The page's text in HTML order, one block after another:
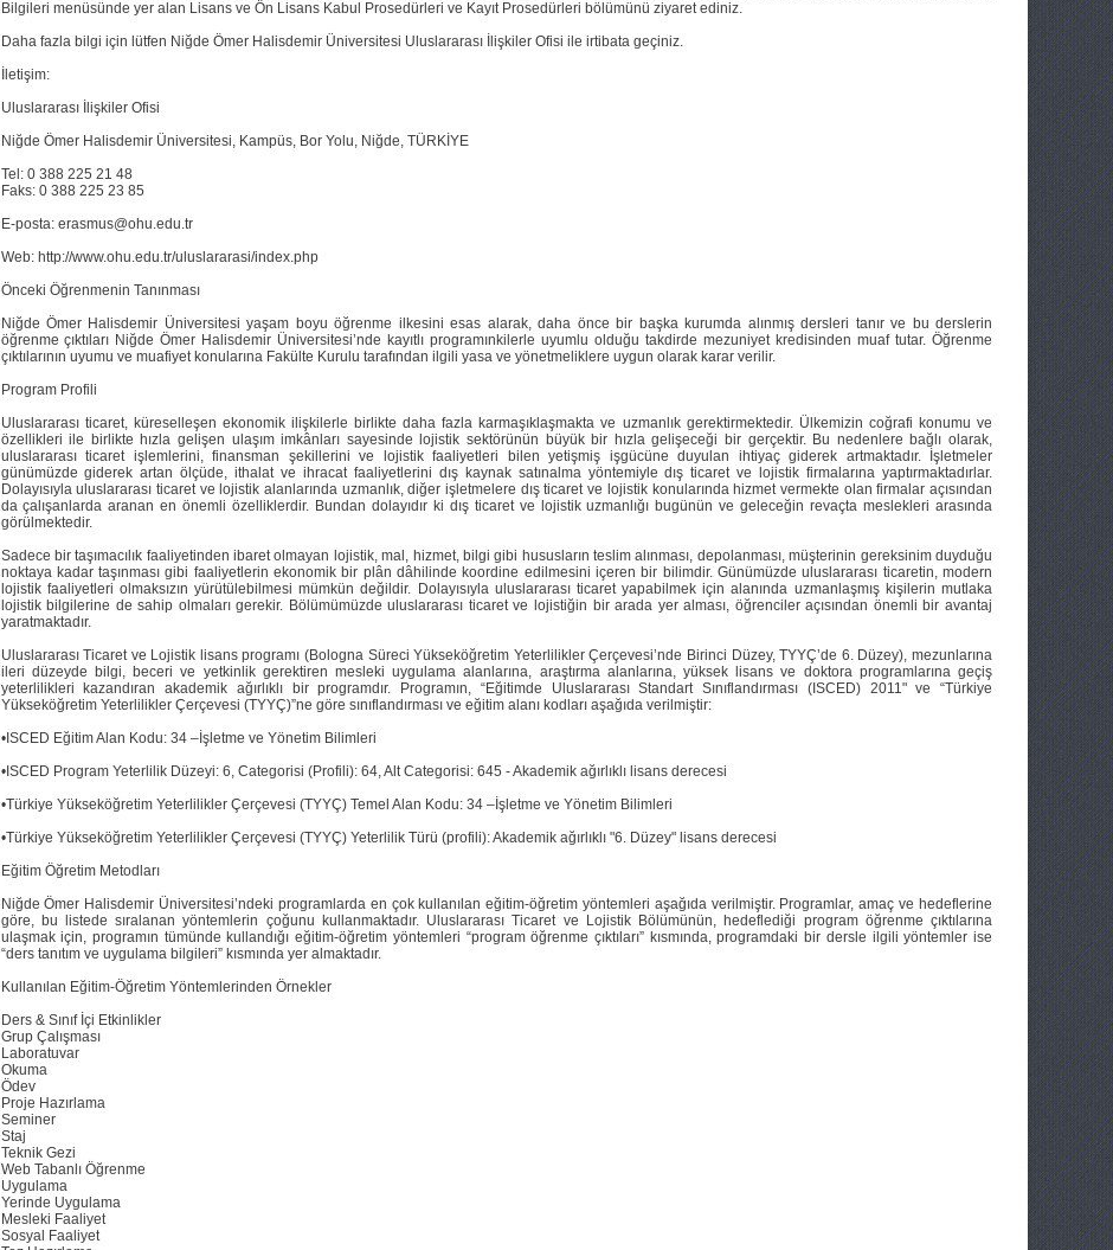
Bilgileri menüsünde yer alan Lisans ve Ön Lisans Kabul Prosedürleri ve Kayıt Prosedürleri bölümünü ziyaret ediniz.
Daha fazla bilgi için lütfen Niğde Ömer Halisdemir Üniversitesi Uluslararası İlişkiler Ofisi ile irtibata geçiniz.
İletişim:
Uluslararası İlişkiler Ofisi
Niğde Ömer Halisdemir Üniversitesi, Kampüs, Bor Yolu, Niğde, TÜRKİYE
Tel: 0 388 225 21 48
Faks: 0 388 225 23 85
E-posta: erasmus@ohu.edu.tr
Web: http://www.ohu.edu.tr/uluslararasi/index.php
Önceki Öğrenmenin Tanınması
Niğde Ömer Halisdemir Üniversitesi yaşam boyu öğrenme ilkesini esas alarak, daha önce bir başka kurumda alınmış dersleri tanır ve bu derslerin
öğrenme çıktıları Niğde Ömer Halisdemir Üniversitesi’nde kayıtlı programınkilerle uyumlu olduğu takdirde mezuniyet kredisinden muaf tutar. Öğrenme
çıktılarının uyumu ve muafiyet konularına Fakülte Kurulu tarafından ilgili yasa ve yönetmeliklere uygun olarak karar verilir.
Program Profili
Uluslararası ticaret, küreselleşen ekonomik ilişkilerle birlikte daha fazla karmaşıklaşmakta ve uzmanlık gerektirmektedir. Ülkemizin coğrafi konumu ve
özellikleri ile birlikte hızla gelişen ulaşım imkânları sayesinde lojistik sektörünün büyük bir hızla gelişeceği bir gerçektir. Bu nedenlere bağlı olarak,
uluslararası ticaret işlemlerini, finansman şekillerini ve lojistik faaliyetleri bilen yetişmiş işgücüne duyulan ihtiyaç giderek artmaktadır. İşletmeler
günümüzde giderek artan ölçüde, ithalat ve ihracat faaliyetlerini dış kaynak satınalma yöntemiyle dış ticaret ve lojistik firmalarına yaptırmaktadırlar.
Dolayısıyla uluslararası ticaret ve lojistik alanlarında uzmanlık, diğer işletmelere dış ticaret ve lojistik konularında hizmet vermekte olan firmalar açısından
da çalışanlarda aranan en önemli özelliklerdir. Bundan dolayıdır ki dış ticaret ve lojistik uzmanlığı bugünün ve geleceğin revaçta meslekleri arasında
görülmektedir.
Sadece bir taşımacılık faaliyetinden ibaret olmayan lojistik, mal, hizmet, bilgi gibi hususların teslim alınması, depolanması, müşterinin gereksinim duyduğu
noktaya kadar taşınması gibi faaliyetlerin ekonomik bir plân dâhilinde koordine edilmesini içeren bir bilimdir. Günümüzde uluslararası ticaretin, modern
lojistik faaliyetleri olmaksızın yürütülebilmesi mümkün değildir. Dolayısıyla uluslararası ticaret yapabilmek için alanında uzmanlaşmış kişilerin mutlaka
lojistik bilgilerine de sahip olmaları gerekir. Bölümümüzde uluslararası ticaret ve lojistiğin bir arada yer alması, öğrenciler açısından önemli bir avantaj
yaratmaktadır.
Uluslararası Ticaret ve Lojistik lisans programı (Bologna Süreci Yükseköğretim Yeterlilikler Çerçevesi’nde Birinci Düzey, TYYÇ’de 6. Düzey), mezunlarına
ileri düzeyde bilgi, beceri ve yetkinlik gerektiren mesleki uygulama alanlarına, araştırma alanlarına, yüksek lisans ve doktora programlarına geçiş
yeterlilikleri kazandıran akademik ağırlıklı bir programdır. Programın, “Eğitimde Uluslararası Standart Sınıflandırması (ISCED) 2011" ve “Türkiye
Yükseköğretim Yeterlilikler Çerçevesi (TYYÇ)”ne göre sınıflandırması ve eğitim alanı kodları aşağıda verilmiştir:
•ISCED Eğitim Alan Kodu: 34 –İşletme ve Yönetim Bilimleri
•ISCED Program Yeterlilik Düzeyi: 6, Categorisi (Profili): 64, Alt Categorisi: 645 - Akademik ağırlıklı lisans derecesi
•Türkiye Yükseköğretim Yeterlilikler Çerçevesi (TYYÇ) Temel Alan Kodu: 34 –İşletme ve Yönetim Bilimleri
•Türkiye Yükseköğretim Yeterlilikler Çerçevesi (TYYÇ) Yeterlilik Türü (profili): Akademik ağırlıklı "6. Düzey" lisans derecesi
Eğitim Öğretim Metodları
Niğde Ömer Halisdemir Üniversitesi’ndeki programlarda en çok kullanılan eğitim-öğretim yöntemleri aşağıda verilmiştir. Programlar, amaç ve hedeflerine
göre, bu listede sıralanan yöntemlerin çoğunu kullanmaktadır. Uluslararası Ticaret ve Lojistik Bölümünün, hedeflediği program öğrenme çıktılarına
ulaşmak için, programın tümünde kullandığı eğitim-öğretim yöntemleri “program öğrenme çıktıları” kısmında, programdaki bir dersle ilgili yöntemler ise
“ders tanıtım ve uygulama bilgileri” kısmında yer almaktadır.
Kullanılan Eğitim-Öğretim Yöntemlerinden Örnekler
Ders & Sınıf İçi Etkinlikler
Grup Çalışması
Laboratuvar
Okuma
Ödev
Proje Hazırlama
Seminer
Staj
Teknik Gezi
Web Tabanlı Öğrenme
Uygulama
Yerinde Uygulama
Mesleki Faaliyet
Sosyal Faaliyet